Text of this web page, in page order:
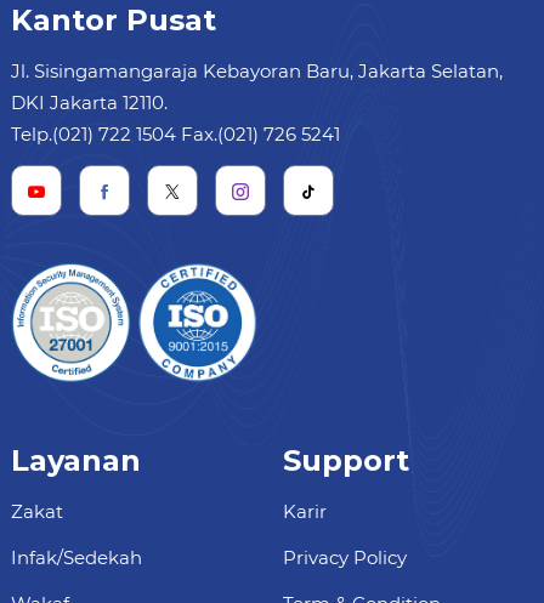
Kantor Pusat
Jl. Sisingamangaraja Kebayoran Baru, Jakarta Selatan,
DKI Jakarta 12110.
Telp.(021) 722 1504 Fax.(021) 726 5241
Layanan
Zakat
Infak/Sedekah
Support
Karir
Privacy Policy